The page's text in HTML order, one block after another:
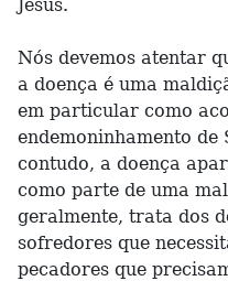
Jesus.
Nós devemos atentar
a doença é uma
em particular como
endemoninhamento de
contudo, a doença
como parte de uma
geralmente, trata dos
sofredores que
pecadores que